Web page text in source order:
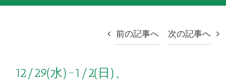
前の記事へ 次の記事へ
12/29(水)~1/2(日)、